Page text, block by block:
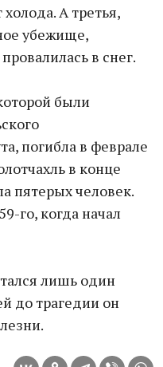
А третья,
убежище,
в снег.
были
погибла в феврале
в конце
пятерых человек.
го, когда начал
лишь один
до трагедии он